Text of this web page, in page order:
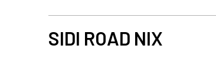
SIDI ROAD NIX